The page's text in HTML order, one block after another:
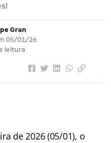
Gran
05/01/26
leitura
de 2026 (05/01), o